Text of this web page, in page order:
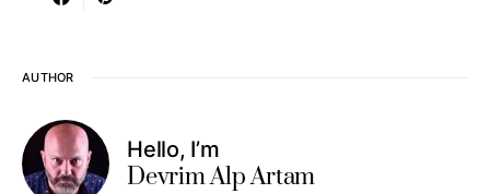
AUTHOR
Hello, I’m
Devrim Alp Artam